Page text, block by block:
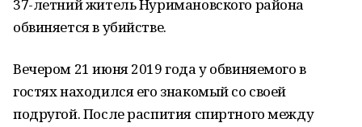
37-летний житель Нуримановского района
обвиняется в убийстве.
Вечером 21 июня 2019 года у обвиняемого в
гостях находился его знакомый со своей
подругой. После распития спиртного между